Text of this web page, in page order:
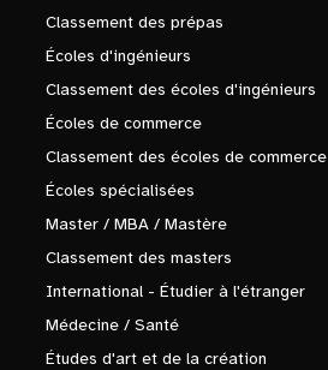
Classement des prépas
Écoles d'ingénieurs
Classement des écoles d'ingénieurs
Écoles de commerce
Classement des écoles de commerce
Écoles spécialisées
Master / MBA / Mastère
Classement des masters
International - Étudier à l'étranger
Médecine / Santé
Études d'art et de la création